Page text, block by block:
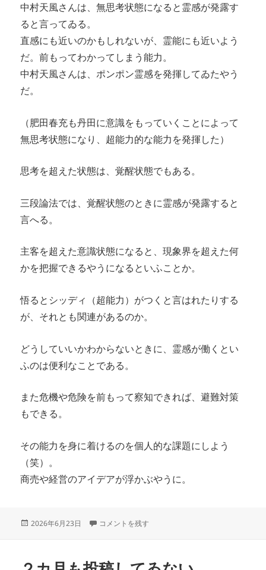
中村天風さんは、無思考状態になると霊感が発露す
ると言ってゐる。
直感にも近いのかもしれないが、霊能にも近いよう
だ。前もってわかってしまう能力。
中村天風さんは、ポンポン霊感を発揮してゐたやう
だ。
（肥田春充も丹田に意識をもっていくことによって
無思考状態になり、超能力的な能力を発揮した）
思考を超えた状態は、覚醒状態でもある。
三段論法では、覚醒状態のときに霊感が発露すると
言へる。
主客を超えた意識状態になると、現象界を超えた何
かを把握できるやうになるといふことか。
悟るとシッディ（超能力）がつくと言はれたりする
が、それとも関連があるのか。
どうしていいかわからないときに、霊感が働くとい
ふのは便利なことである。
また危機や危険を前もって察知できれば、避難対策
もできる。
その能力を身に着けるのを個人的な課題にしよう
（笑）。
商売や経営のアイデアが浮かぶやうに。
投
2026年6月23日 霊感 に
コメントを残す